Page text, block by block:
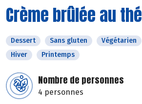
Crème brûlée au thé
Dessert Sans gluten Végétarien
Hiver
Printemps
Nombre de personnes
4 personnes